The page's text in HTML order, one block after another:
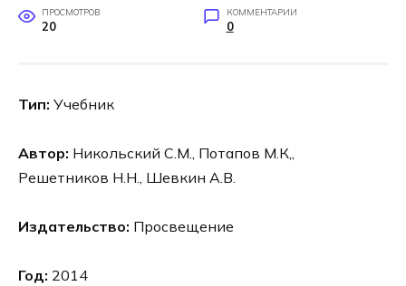
ПРОСМОТРОВ
20
КОММЕНТАРИИ
0
Тип: Учебник
Автор: Никольский С.М., Потапов М.К,,
Решетников Н.Н., Шевкин А.В.
Издательство: Просвещение
Год: 2014